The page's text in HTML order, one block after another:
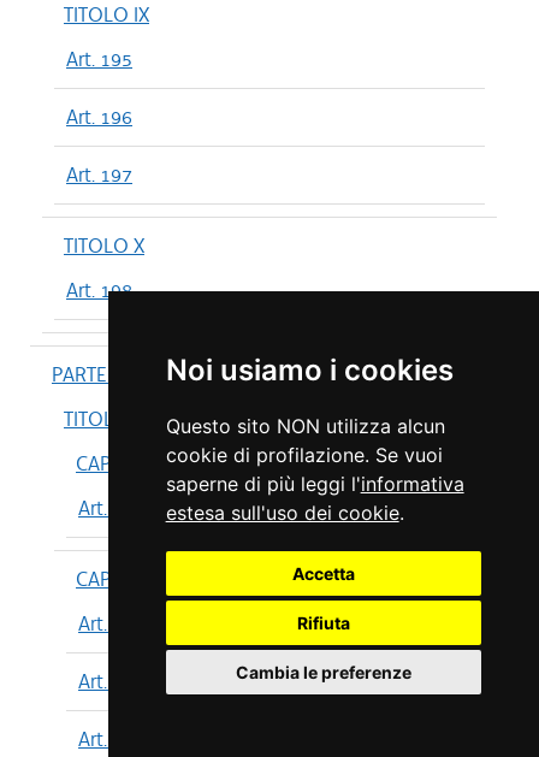
Noi usiamo i cookies
Questo sito NON utilizza alcun
cookie di profilazione. Se vuoi
saperne di più leggi l'informativa
estesa sull'uso dei cookie.
Accetta
Rifiuta
Cambia le preferenze
TITOLO IX
Art. 195
Art. 196
Art. 197
TITOLO X
Art. 198
PARTE IV
TITOLO I
CAPO I
Art. 199
CAPO II
Art. 200
Art. 201
Art. 202